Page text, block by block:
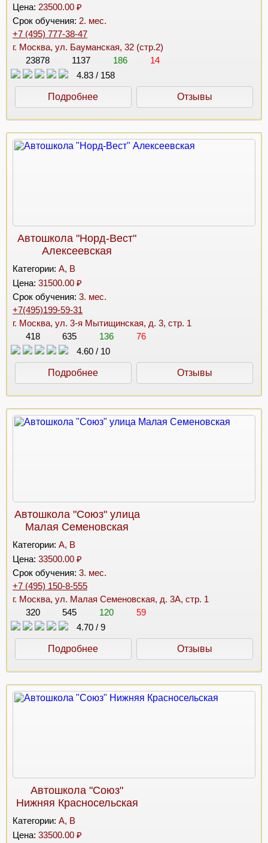
Цена: 23500.00 ₽
Срок обучения: 2. мес.
+7 (495) 777-38-47
г. Москва, ул. Бауманская, 32 (стр.2)
23878
1137 186
14
4.83 / 158
Подробнее Отзывы
Автошкола "Норд-Вест"
Алексеевская
Категории: A, B
Цена: 31500.00 ₽
Срок обучения: 3. мес.
+7(495)199-59-31
г. Москва, ул. 3-я Мытищинская, д. 3, стр. 1
418
635 136
76
4.60 / 10
Подробнее Отзывы
Автошкола "Союз" улица
Малая Семеновская
Категории: A, B
Цена: 33500.00 ₽
Срок обучения: 3. мес.
+7 (495) 150-8-555
г. Москва, ул. Малая Семеновская, д. 3А, стр. 1
320
545 120
59
4.70 / 9
Подробнее Отзывы
Автошкола "Союз"
Нижняя Красносельская
Категории: A, B
Цена: 33500.00 ₽